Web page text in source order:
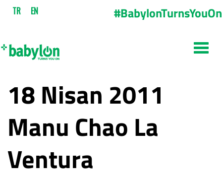
TR EN #BabylonTurnsYouOn
18 Nisan 2011
Manu Chao La
Ventura